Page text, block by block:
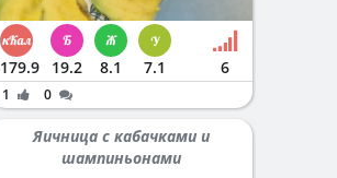
179.9 19.2 8.1 7.1 6
1 0
Яичница с кабачками и
шампиньонами